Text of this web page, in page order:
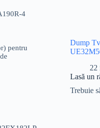
Dump
22
Lasă un
Trebuie
4
pentru